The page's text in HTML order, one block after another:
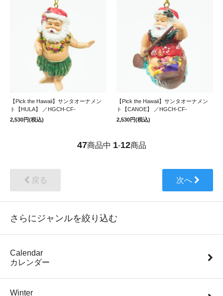
【Pick the Hawaii】サンタオーナメン
ト【HULA】 ／HGCH-CF-
2,530円(税込)
【Pick the Hawaii】サンタオーナメン
ト【CANOE】 ／HGCH-CF-
2,530円(税込)
47商品中 1-12商品
戻る 次へ
さらにジャンルを絞り込む
Calendar
カレンダー
Winter